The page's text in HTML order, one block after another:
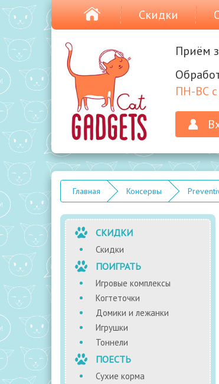
Скидки
Приём
ПН-ВС
Главная Консервы
СКИДКИ
Скидки
ПОИГРАТЬ
Игровые комплексы
Когтеточки
Домики и лежанки
Игрушки
Тоннели
ПОЕСТЬ
Сухие корма